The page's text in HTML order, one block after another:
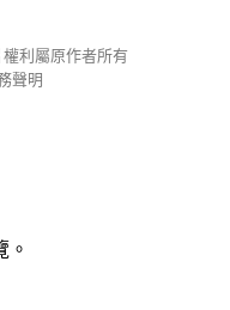
利屬原作者所有
聲明
。